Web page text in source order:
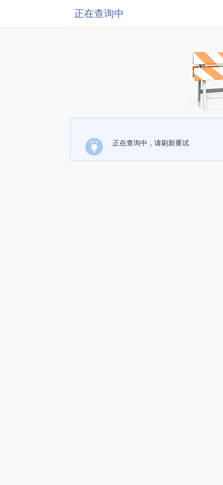
正在查询中
正在查询中，请刷新重试